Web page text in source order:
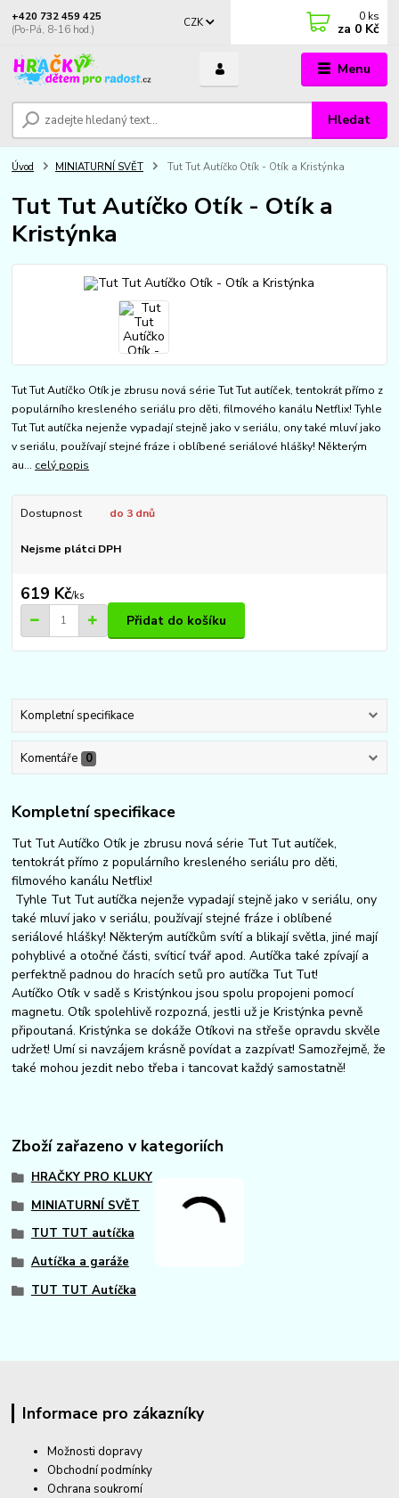
Menu
CZK
Hledat
+420 732 459 425
(Po-Pá, 8-16 hod.)
0 ks
za 0 Kč
Úvod MINIATURNÍ SVĚT Tut Tut Autíčko Otík - Otík a Kristýnka
Tut Tut Autíčko Otík - Otík a
Kristýnka
Tut Tut Autíčko Otík je zbrusu nová série Tut Tut autíček, tentokrát přímo z
populárního kresleného seriálu pro děti, filmového kanálu Netflix! Tyhle
Tut Tut autíčka nejenže vypadají stejně jako v seriálu, ony také mluví jako
v seriálu, používají stejné fráze i oblíbené seriálové hlášky! Některým
au... celý popis
Dostupnost do 3 dnů
Nejsme plátci DPH
619 Kč/ks
Přidat do košíku
Kompletní specifikace
Komentáře 0
Kompletní specifikace
Tut Tut Autíčko Otík je zbrusu nová série Tut Tut autíček,
tentokrát přímo z populárního kresleného seriálu pro děti,
filmového kanálu Netflix!
Tyhle Tut Tut autíčka nejenže vypadají stejně jako v seriálu, ony
také mluví jako v seriálu, používají stejné fráze i oblíbené
seriálové hlášky! Některým autíčkům svítí a blikají světla, jiné mají
pohyblivé a otočné části, svíticí tvář apod. Autíčka také zpívají a
perfektně padnou do hracích setů pro autíčka Tut Tut!
Autíčko Otík v sadě s Kristýnkou jsou spolu propojeni pomocí
magnetu. Otík spolehlivě rozpozná, jestli už je Kristýnka pevně
připoutaná. Kristýnka se dokáže Otíkovi na střeše opravdu skvěle
udržet! Umí si navzájem krásně povídat a zazpívat! Samozřejmě, že
také mohou jezdit nebo třeba i tancovat každý samostatně!
Zboží zařazeno v kategoriích
HRAČKY PRO KLUKY
MINIATURNÍ SVĚT
TUT TUT autíčka
Autíčka a garáže
TUT TUT Autíčka
Informace pro zákazníky
Možnosti dopravy
Obchodní podmínky
Ochrana soukromí